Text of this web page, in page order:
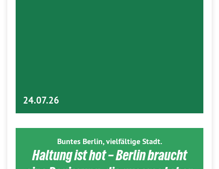
24.07.26
Buntes Berlin, vielfältige Stadt.
Haltung ist hot – Berlin braucht